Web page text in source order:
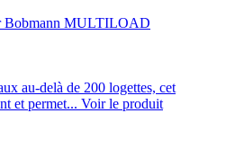
Bobmann MULTILOAD
au-delà de 200 logettes, cet
et permet... Voir le produit